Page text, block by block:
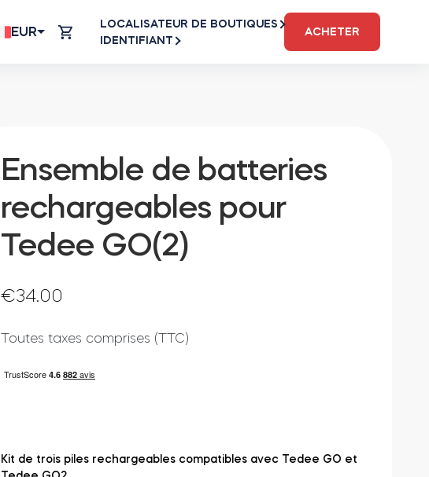
EUR
LOCALISATEUR DE BOUTIQUES
IDENTIFIANT
ACHETER
Ensemble de batteries
rechargeables pour
Tedee GO(2)
€34.00
Toutes taxes comprises (TTC)
Kit de trois piles rechargeables compatibles avec Tedee GO et